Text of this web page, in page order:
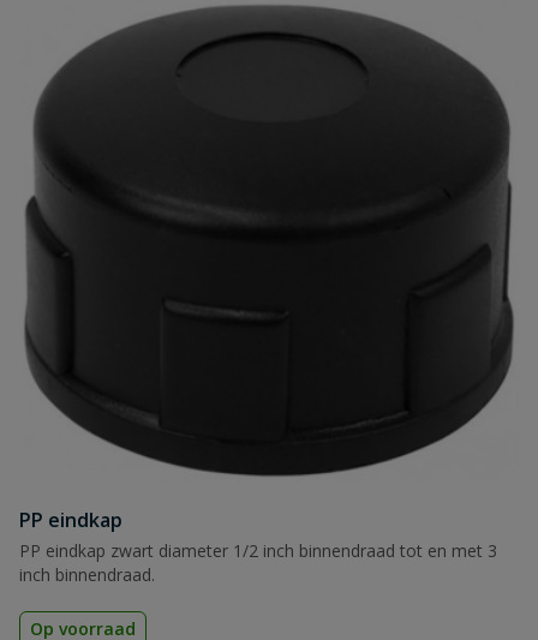
PP eindkap
PP eindkap zwart diameter 1/2 inch binnendraad tot en met 3
inch binnendraad.
Op voorraad